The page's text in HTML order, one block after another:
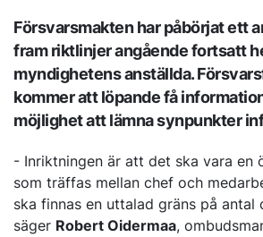
Försvarsmakten har påbörjat ett
fram riktlinjer angående fortsatt
myndighetens anställda.
kommer att löpande få
möjlighet att lämna synpunkter
- Inriktningen är att det ska vara en
som träffas mellan chef och
ska finnas en uttalad gräns på antal
säger Robert Oidermaa,